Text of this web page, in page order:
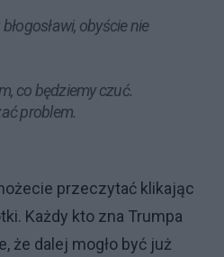
obyście nie
co będziemy czuć.
problem.
przeczytać klikając
Każdy kto zna Trumpa
że dalej mogło być już